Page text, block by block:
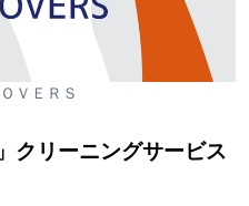
ＶＥＲＳ
クリーニングサービス